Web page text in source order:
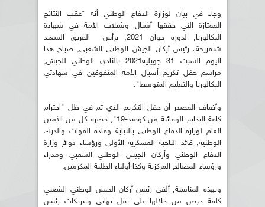
وجاء في بيان لوزارة الدفاع الوطني أنه "عقب النتائج
الممتازة التي حققها أشبال وشبلات الأمة في شهادة
البكالوريا, لدورة جوان 2021, ترأس الفريق السعيد
شنقريحة، رئيس أركان الجيش الوطني الشعبي, صباح هذا
اليوم السبت 31 جويلية2021 بالنادي الوطني للجيش,
مراسم حفل تكريم أشبال الأمة المتفوقين في شهادتي
البكالوريا والتعليم المتوسط".
وأضاف المصدر أن حفل التكريم الذي تم في ظل "احترام
كافة التدابير الوقائية من كوفيد-19", حضره كل من الأمين
العام لوزارة الدفاع الوطني بالنيابة وقادة القوات والدرك
الوطنية, قائد الناحية العسكرية الأولى ورؤساء دوائر وزارة
الدفاع الوطني وأركان الجيش الوطني الشعبي ومدراء
ورؤساء المصالح المركزية وكذا أولياء الطلبة المكرمين.
وبهذه المناسبة, ألقى رئيس أركان الجيش الوطني الشعبي
كلمة حرص من خلالها على نقل تهاني وتبريكات رئيس